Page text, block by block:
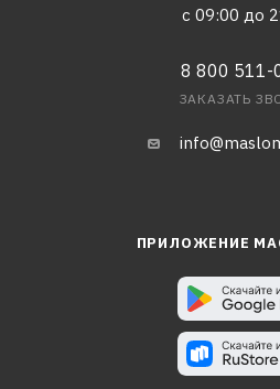
с 09:00 до
8 800 511-
ЗАКАЗАТЬ
ПРИЛОЖЕНИЕ